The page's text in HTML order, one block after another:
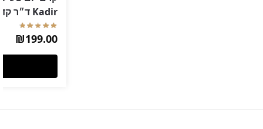
Kadir ד״ר קדיר
₪199.00